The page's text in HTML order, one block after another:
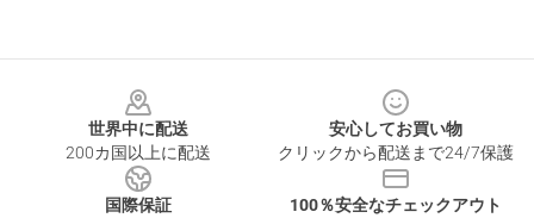
世界中に配送
200カ国以上に配送
安心してお買い物
クリックから配送まで24/7保護
国際保証
100％安全なチェックアウト